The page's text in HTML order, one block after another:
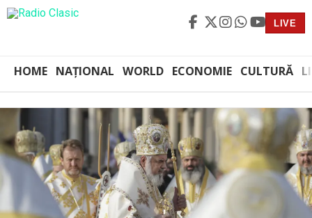
LIVE
HOME NAȚIONAL WORLD ECONOMIE CULTURĂ